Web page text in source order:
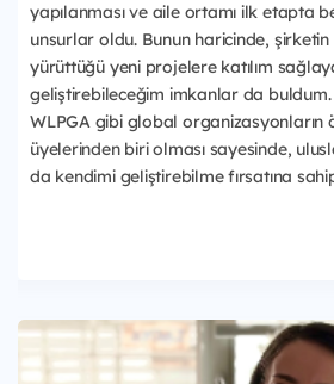
yapılanması ve aile ortamı ilk etapta
unsurlar oldu. Bunun haricinde,
yürüttüğü yeni projelere katılım
geliştirebileceğim imkanlar da buldum.
WLPGA gibi global organizasyonların
üyelerinden biri olması sayesinde,
da kendimi geliştirebilme fırsatına